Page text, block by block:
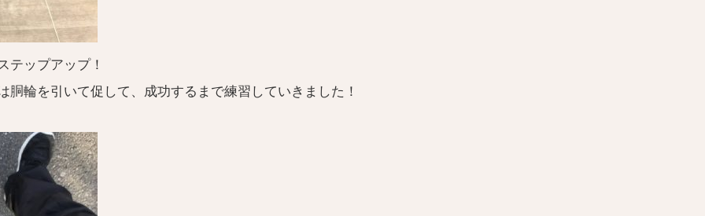
テップアップ！
胴輪を引いて促して、成功するまで練習していきました！